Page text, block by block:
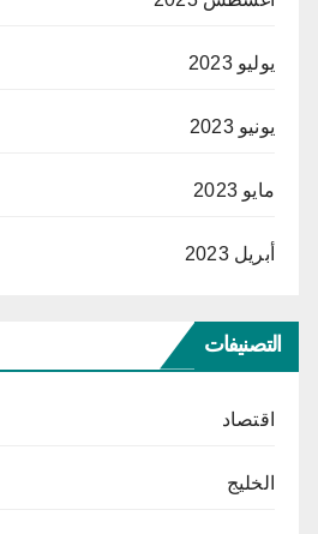
يوليو 2023
يونيو 2023
مايو 2023
أبريل 2023
التصنيفات
اقتصاد
الخليج